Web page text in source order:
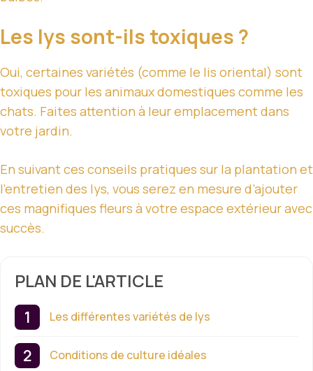
Les lys sont-ils toxiques ?
Oui, certaines variétés (comme le lis oriental) sont
toxiques pour les animaux domestiques comme les
chats. Faites attention à leur emplacement dans
votre jardin.
En suivant ces conseils pratiques sur la plantation et
l’entretien des lys, vous serez en mesure d’ajouter
ces magnifiques fleurs à votre espace extérieur avec
succès.
PLAN DE L'ARTICLE
Les différentes variétés de lys
Conditions de culture idéales